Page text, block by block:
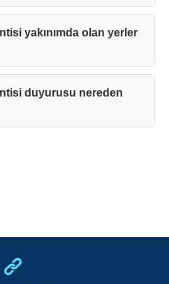
yakınımda olan yerler
duyurusu nereden